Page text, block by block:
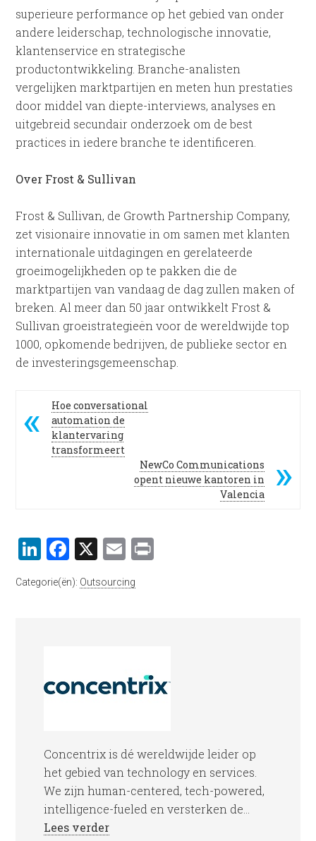
superieure performance op het gebied van onder
andere leiderschap, technologische innovatie,
klantenservice en strategische
productontwikkeling. Branche-analisten
vergelijken marktpartijen en meten hun prestaties
door middel van diepte-interviews, analyses en
uitgebreid secundair onderzoek om de best
practices in iedere branche te identificeren.
Over Frost & Sullivan
Frost & Sullivan, de Growth Partnership Company,
zet visionaire innovatie in om samen met klanten
internationale uitdagingen en gerelateerde
groeimogelijkheden op te pakken die de
marktpartijen van vandaag de dag zullen maken of
breken. Al meer dan 50 jaar ontwikkelt Frost &
Sullivan groeistrategieën voor de wereldwijde top
1000, opkomende bedrijven, de publieke sector en
de investeringsgemeenschap.
Hoe conversational
automation de
klantervaring
transformeert
NewCo Communications
opent nieuwe kantoren in
Valencia
LinkedIn
Facebook
X Email
Categorie(ën): Outsourcing
Concentrix is dé wereldwijde leider op
het gebied van technology en services.
We zijn human-centered, tech-powered,
intelligence-fueled en versterken de...
Lees verder